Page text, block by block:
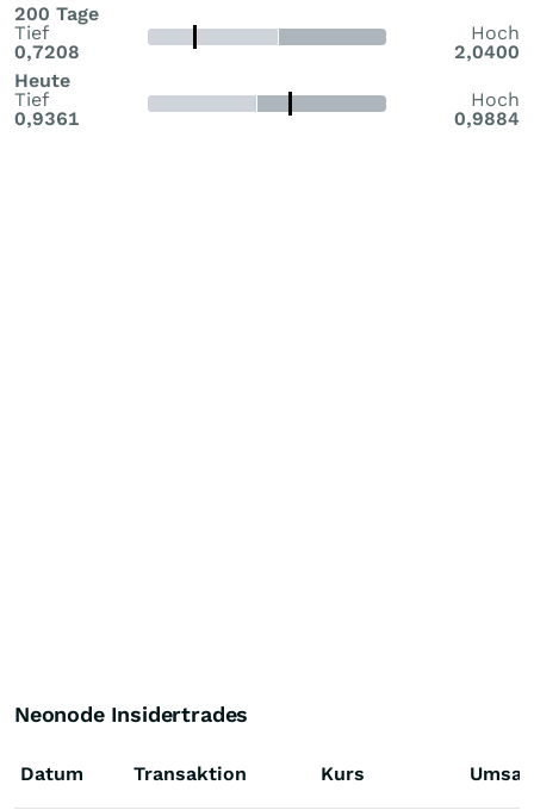
200 Tage
Tief
0,7208
Hoch
2,0400
Heute
Tief
0,9361
Hoch
0,9884
Neonode Insidertrades
Datum Transaktion Kurs